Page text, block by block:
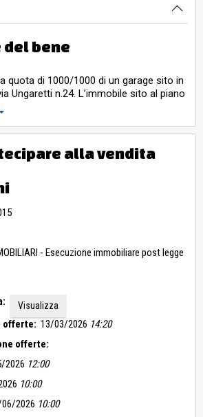
bene
quota di 1000/1000 di un garage sito in
Ungaretti n.24. L’immobile sito al piano
a tre livelli fuori terra, è
via mediante un cancello e una
della quale si trova un portonein
manuale. Il garage è collegato agli
superiori mediantevano scala comune
102,00. Identificato nel N.C.E.U. al
mq., rendita € 106,91.P.E.:
n. 106del 09.10.91 per la
per civile abitazione in
prot. 3678/89.
alla vendita
- Esecuzione immobiliare post legge
Visualizza
offerte: 13/03/2026 14:20
offerte:
2026 12:00
10:00
2026 10:00